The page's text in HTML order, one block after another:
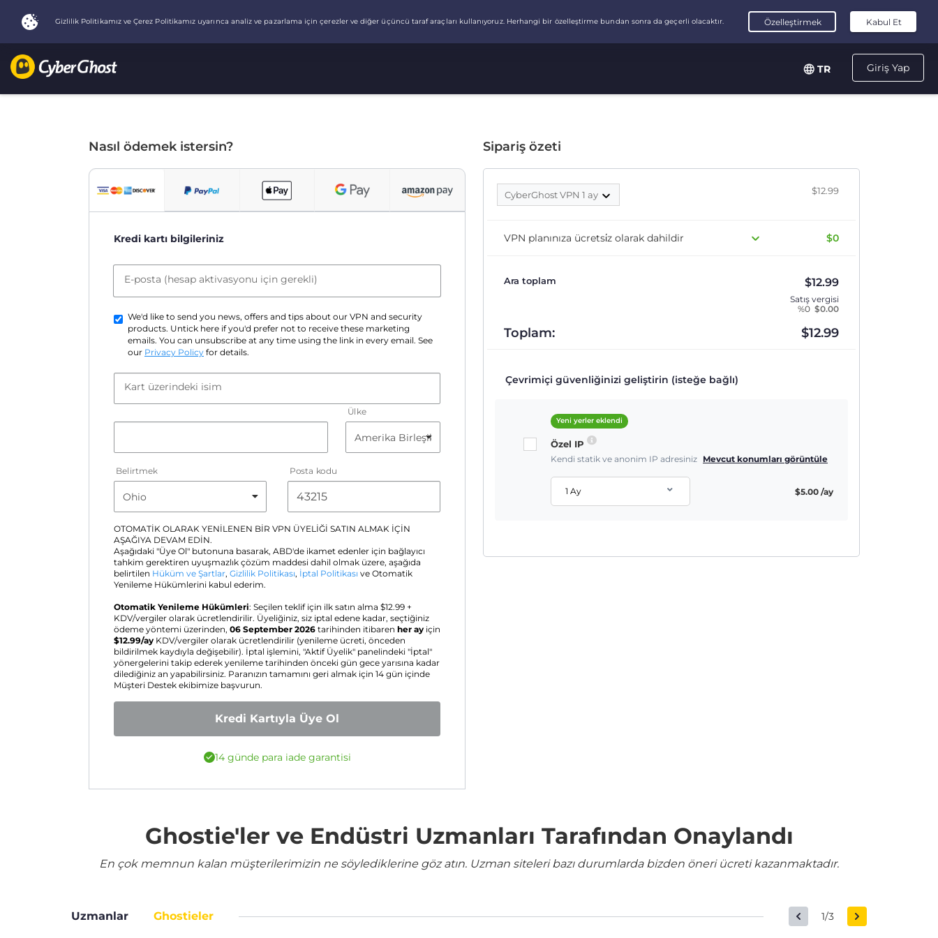
Giriş Yap
TR
Nasıl ödemek istersin?
Kredi kartı bilgileriniz
E-posta (hesap aktivasyonu için gerekli)
We'd like to send you news, offers and tips about our VPN and security
products. Untick here if you'd prefer not to receive these marketing
emails. You can unsubscribe at any time using the link in every email. See
our Privacy Policy for details.
Kart üzerindeki isim
Ülke
Belirtmek Posta kodu
OTOMATİK OLARAK YENİLENEN BİR VPN ÜYELİĞİ SATIN ALMAK İÇİN
AŞAĞIYA DEVAM EDİN.
Aşağıdaki "Üye Ol" butonuna basarak, ABD'de ikamet edenler için bağlayıcı
tahkim gerektiren uyuşmazlık çözüm maddesi dahil olmak üzere, aşağıda
belirtilen Hüküm ve Şartlar, Gizlilik Politikası, İptal Politikası ve Otomatik
Yenileme Hükümlerini kabul ederim.
Otomatik Yenileme Hükümleri: Seçilen teklif için ilk satın alma $12.99 +
KDV/vergiler olarak ücretlendirilir. Üyeliğiniz, siz iptal edene kadar, seçtiğiniz
ödeme yöntemi üzerinden, 06 September 2026 tarihinden itibaren her ay için
$12.99/ay KDV/vergiler olarak ücretlendirilir (yenileme ücreti, önceden
bildirilmek kaydıyla değişebilir). İptal işlemini, "Aktif Üyelik" panelindeki "İptal"
yönergelerini takip ederek yenileme tarihinden önceki gün gece yarısına kadar
dilediğiniz an yapabilirsiniz. Paranızın tamamını geri almak için 14 gün içinde
Müşteri Destek ekibimize başvurun.
Kredi Kartıyla Üye Ol
14 günde para iade garantisi
Sipariş özeti
CyberGhost VPN 1 ay $12.99
VPN planınıza ücretsi̇z olarak dahildir $0
Ara toplam $12.99
Satış vergisi
%0 $0.00
Toplam: $12.99
Çevrimiçi güvenliğinizi geliştirin (isteğe bağlı)
Yeni yerler eklendi
Özel IP
Kendi statik ve anonim IP adresiniz Mevcut konumları görüntüle
1 Ay $5.00 /ay
Ghostie'ler ve Endüstri Uzmanları Tarafından Onaylandı
En çok memnun kalan müşterilerimizin ne söylediklerine göz atın. Uzman siteleri bazı durumlarda bizden öneri ücreti kazanmaktadır.
Uzmanlar Ghostieler 1/3